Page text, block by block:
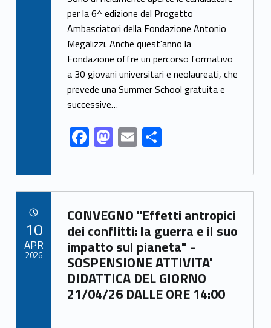
e
b
o
o
k
to
d
o
n
ai
l
ar
e
per la 6^ edizione del Progetto
Ambasciatori della Fondazione Antonio
Megalizzi. Anche quest'anno la
Fondazione offre un percorso formativo
a 30 giovani universitari e neolaureati, che
prevede una Summer School gratuita e
successive…
F
ac
e
b
o
o
k
M
as
to
d
o
n
E
m
ai
l
S
ar
e
Link identifier archive #link-archive-58292
CONVEGNO "Effetti antropici
dei conflitti: la guerra e il suo
impatto sul pianeta" -
SOSPENSIONE ATTIVITA'
DIDATTICA DEL GIORNO
21/04/26 DALLE ORE 14:00
10
APR
2026